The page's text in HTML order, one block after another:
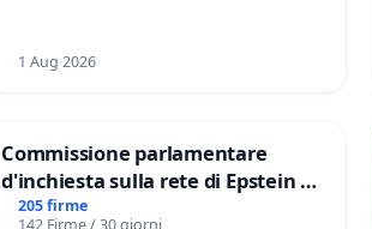
1 Aug 2026
Commissione parlamentare
d'inchiesta sulla rete di Epstein e
del Mossad: verità sugli Epstein
205 firme
142 Firme / 30 giorni